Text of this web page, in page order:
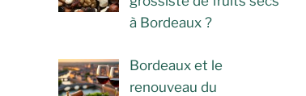
à Bordeaux ?
Bordeaux et le
renouveau du